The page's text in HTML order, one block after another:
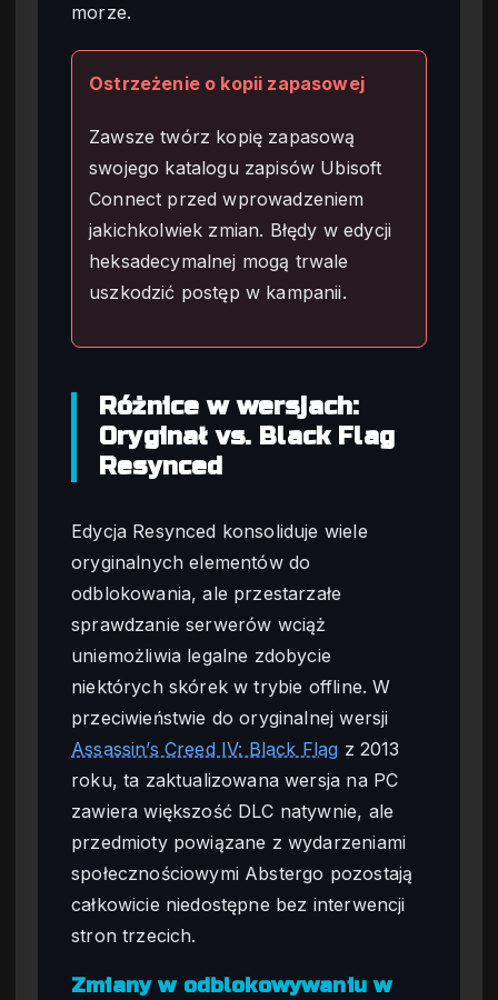
morze.
Ostrzeżenie o kopii zapasowej
Zawsze twórz kopię zapasową
swojego katalogu zapisów Ubisoft
Connect przed wprowadzeniem
jakichkolwiek zmian. Błędy w edycji
heksadecymalnej mogą trwale
uszkodzić postęp w kampanii.
Różnice w wersjach:
Oryginał vs. Black Flag
Resynced
Edycja Resynced konsoliduje wiele
oryginalnych elementów do
odblokowania, ale przestarzałe
sprawdzanie serwerów wciąż
uniemożliwia legalne zdobycie
niektórych skórek w trybie offline. W
przeciwieństwie do oryginalnej wersji
Assassin’s Creed IV: Black Flag z 2013
roku, ta zaktualizowana wersja na PC
zawiera większość DLC natywnie, ale
przedmioty powiązane z wydarzeniami
społecznościowymi Abstergo pozostają
całkowicie niedostępne bez interwencji
stron trzecich.
Zmiany w odblokowywaniu w